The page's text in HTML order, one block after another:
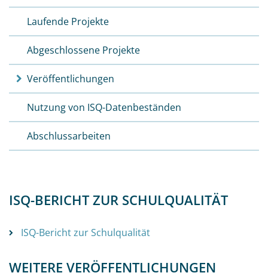
Laufende Projekte
Abgeschlossene Projekte
Veröffentlichungen
Nutzung von ISQ-Datenbeständen
Abschlussarbeiten
ISQ-BERICHT ZUR SCHULQUALITÄT
ISQ-Bericht zur Schulqualität
WEITERE VERÖFFENTLICHUNGEN